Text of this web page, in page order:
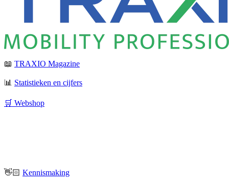
📖 TRAXIO Magazine
📊 Statistieken en cijfers
🛒 Webshop
👋🏻 Kennismaking